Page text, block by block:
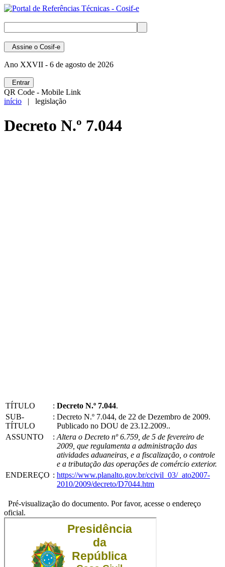
Assine o Cosif-e
Ano XXVII - 6 de agosto de 2026
Entrar
QR Code - Mobile Link
início | legislação
Decreto N.º 7.044
TÍTULO : Decreto N.º 7.044.
SUB-
TÍTULO
: Decreto N.º 7.044, de 22 de Dezembro de 2009.
Publicado no DOU de 23.12.2009..
ASSUNTO
: Altera o Decreto nº 6.759, de 5 de fevereiro de
2009, que regulamenta a administração das
atividades aduaneiras, e a fiscalização, o controle
e a tributação das operações de comércio exterior.
ENDEREÇO : https://www.planalto.gov.br/ccivil_03/_ato2007-
2010/2009/decreto/D7044.htm
Pré-visualização do documento. Por favor, acesse o endereço
oficial.